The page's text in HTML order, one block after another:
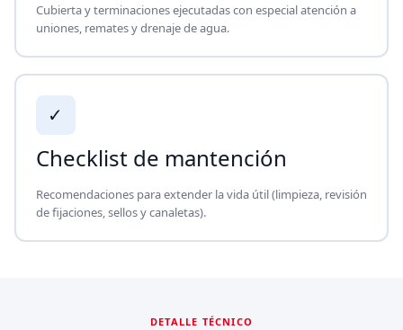
Cubierta y terminaciones ejecutadas con especial atención a
uniones, remates y drenaje de agua.
✓
Checklist de mantención
Recomendaciones para extender la vida útil (limpieza, revisión
de fijaciones, sellos y canaletas).
DETALLE TÉCNICO